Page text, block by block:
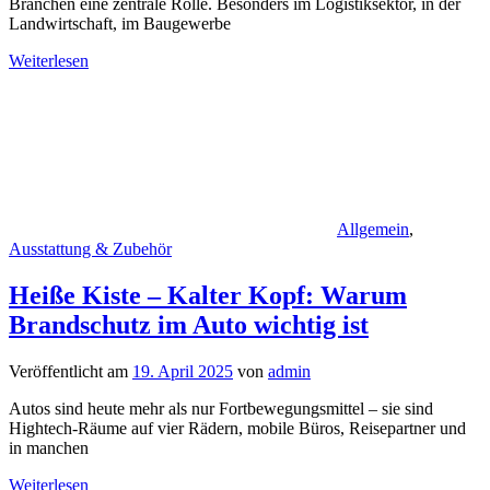
Branchen eine zentrale Rolle. Besonders im Logistiksektor, in der
Landwirtschaft, im Baugewerbe
Weiterlesen
Allgemein,
Ausstattung & Zubehör
Heiße Kiste – Kalter Kopf: Warum
Brandschutz im Auto wichtig ist
Veröffentlicht am 19. April 2025 von admin
Autos sind heute mehr als nur Fortbewegungsmittel – sie sind
Hightech-Räume auf vier Rädern, mobile Büros, Reisepartner und
in manchen
Weiterlesen